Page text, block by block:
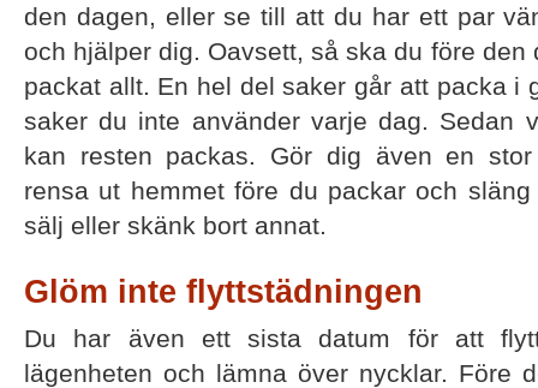
den dagen, eller se till att du har ett par
och hjälper dig. Oavsett, så ska du före den
packat allt. En hel del saker går att packa i
saker du inte använder varje dag. Sedan
kan resten packas. Gör dig även en
rensa ut hemmet före du packar och
sälj eller skänk bort annat.
Glöm inte flyttstädningen
Du har även ett sista datum för att
lägenheten och lämna över nycklar. Före